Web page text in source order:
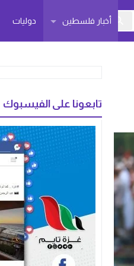
أخبار فلسطين دوليات
تابعونا على الفيسبوك